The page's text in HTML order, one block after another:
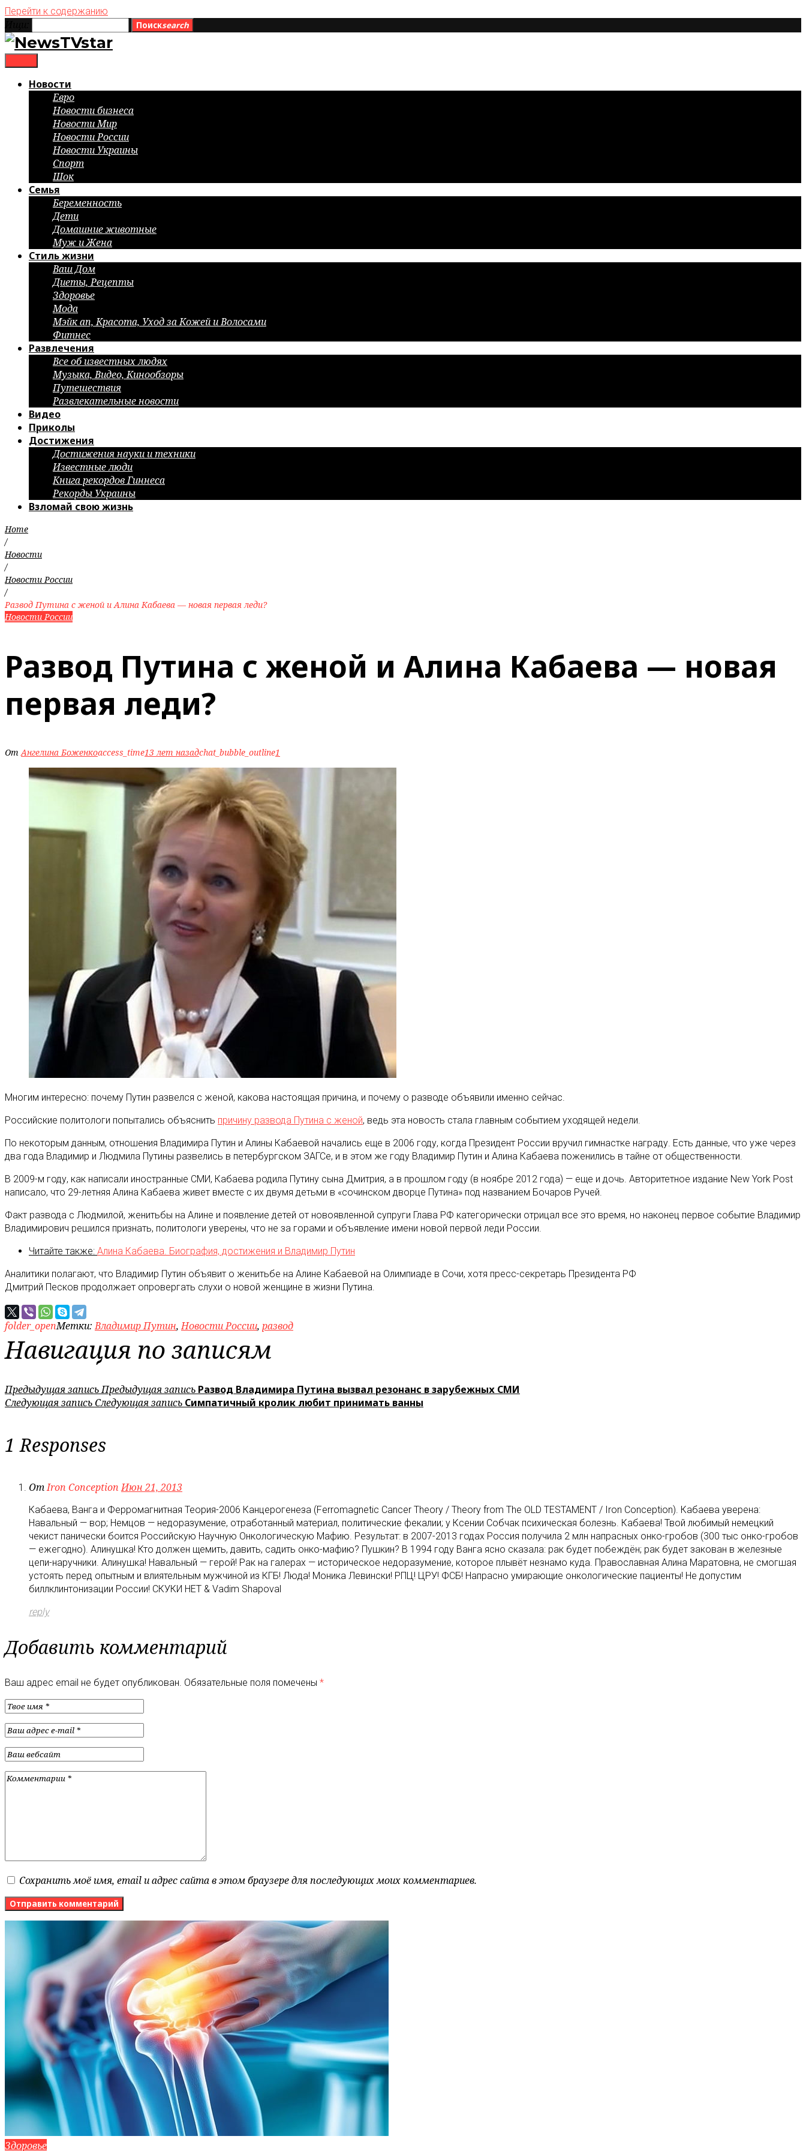
Перейти к содержанию
Поискsearch
Новости
Евро
Новости бизнеса
Новости Мир
Новости России
Новости Украины
Спорт
Шок
Семья
Беременность
Дети
Домашние животные
Муж и Жена
Стиль жизни
Ваш Дом
Диеты, Рецепты
Здоровье
Мода
Мэйк ап, Красота, Уход за Кожей и Волосами
Фитнес
Развлечения
Все об известных людях
Музыка, Видео, Кинообзоры
Путешествия
Развлекательные новости
Видео
Приколы
Достижения
Достижения науки и техники
Известные люди
Книга рекордов Гиннеса
Рекорды Украины
Взломай свою жизнь
Home
/
Новости
/
Новости России
/
Развод Путина с женой и Алина Кабаева — новая первая леди?
Новости России
Развод Путина с женой и Алина Кабаева — новая
первая леди?
ОтАнгелина Боженкоaccess_time13 лет назадchat_bubble_outline1
Многим интересно: почему Путин развелся с женой, какова настоящая причина, и почему о разводе объявили именно сейчас.
Российские политологи попытались объяснить причину развода Путина с женой, ведь эта новость стала главным событием уходящей недели.
По некоторым данным, отношения Владимира Путин и Алины Кабаевой начались еще в 2006 году, когда Президент России вручил гимнастке награду. Есть данные, что уже через
два года Владимир и Людмила Путины развелись в петербургском ЗАГСе, и в этом же году Владимир Путин и Алина Кабаева поженились в тайне от общественности.
В 2009-м году, как написали иностранные СМИ, Кабаева родила Путину сына Дмитрия, а в прошлом году (в ноябре 2012 года) — еще и дочь. Авторитетное издание New York Post
написало, что 29-летняя Алина Кабаева живет вместе с их двумя детьми в «сочинском дворце Путина» под названием Бочаров Ручей.
Факт развода с Людмилой, женитьбы на Алине и появление детей от новоявленной супруги Глава РФ категорически отрицал все это время, но наконец первое событие Владимир
Владимирович решился признать, политологи уверены, что не за горами и объявление имени новой первой леди России.
Читайте также: Алина Кабаева. Биография, достижения и Владимир Путин
Аналитики полагают, что Владимир Путин объявит о женитьбе на Алине Кабаевой на Олимпиаде в Сочи, хотя пресс-секретарь Президента РФ
Дмитрий Песков продолжает опровергать слухи о новой женщине в жизни Путина.
folder_openМетки:Владимир Путин,Новости России, развод
Навигация по записям
Предыдущая записьПредыдущая запись Развод Владимира Путина вызвал резонанс в зарубежных СМИ
Следующая запись Следующая запись Симпатичный кролик любит принимать ванны
1 Responses
ОтIron Conception Июн 21, 2013
Кабаева, Ванга и Ферромагнитная Теория-2006 Канцерогенеза (Ferromagnetic Cancer Theory / Theory from The OLD TESTAMENT / Iron Conception). Кабаева уверена:
Навальный — вор; Немцов — недоразумение, отработанный материал, политические фекалии; у Ксении Собчак психическая болезнь. Кабаева! Твой любимый немецкий
чекист панически боится Российскую Научную Онкологическую Мафию. Результат: в 2007-2013 годах Россия получила 2 млн напрасных онко-гробов (300 тыс онко-гробов
— ежегодно). Алинушка! Кто должен щемить, давить, садить онко-мафию? Пушкин? В 1994 году Ванга ясно сказала: рак будет побеждён; рак будет закован в железные
цепи-наручники. Алинушка! Навальный — герой! Рак на галерах — историческое недоразумение, которое плывёт незнамо куда. Православная Алина Маратовна, не смогшая
устоять перед опытным и влиятельным мужчиной из КГБ! Люда! Моника Левински! РПЦ! ЦРУ! ФСБ! Напрасно умирающие онкологические пациенты! Не допустим
биллклинтонизации России! СКУКИ НЕТ & Vadim Shapoval
reply
Добавить комментарий
Ваш адрес email не будет опубликован. Обязательные поля помечены *
Сохранить моё имя, email и адрес сайта в этом браузере для последующих моих комментариев.
Здоровье